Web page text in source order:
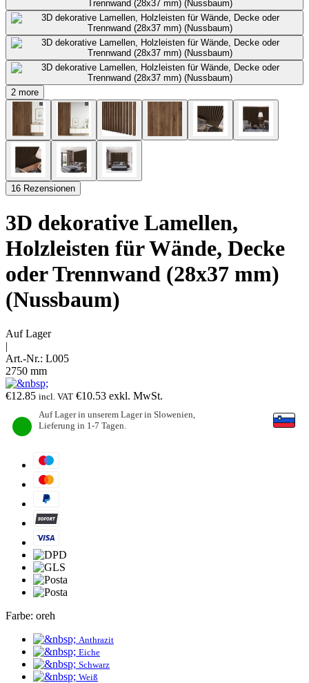
2 more
16 Rezensionen
3D dekorative Lamellen,
Holzleisten für Wände, Decke
oder Trennwand (28x37 mm)
(Nussbaum)
Auf Lager
|
Art.-Nr.: L005
2750 mm
€12.85 incl. VAT €10.53 exkl. MwSt.
Auf Lager in unserem Lager in Slowenien,
Lieferung in 1-7 Tagen.
Farbe: oreh
Anthrazit
Eiche
Schwarz
Weiß